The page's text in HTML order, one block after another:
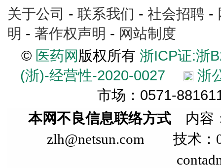
关于公司 - 联系我们 - 社会招聘 -
明 - 著作权声明 - 网站制度
© 医药网版权所有 浙ICP证:浙
(浙)-经营性-2020-0027
浙
市场：0571-
本网不良信息联络方式 内
zlh@netsun.com 技术：